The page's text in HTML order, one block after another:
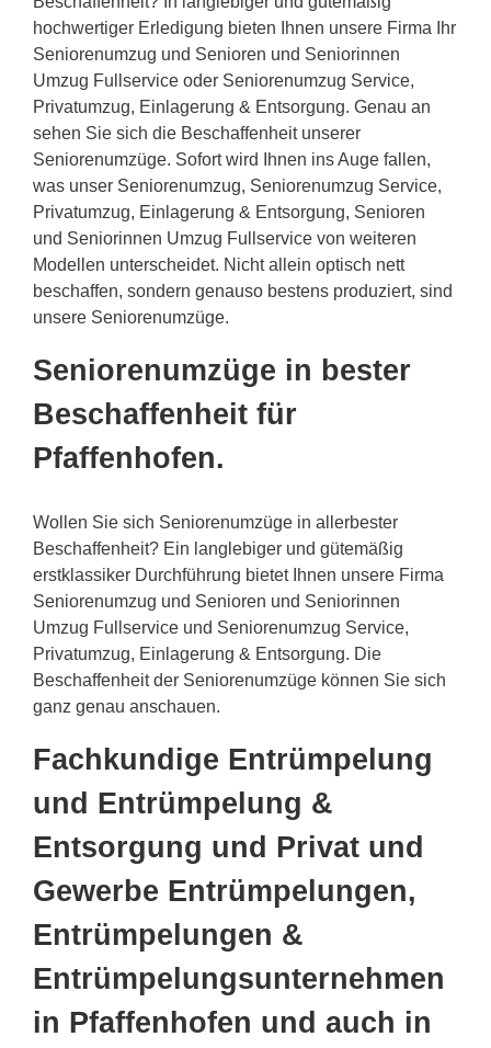
hochwertiger Erledigung bieten Ihnen unsere Firma Ihr
Seniorenumzug und Senioren und Seniorinnen
Umzug Fullservice oder Seniorenumzug Service,
Privatumzug, Einlagerung & Entsorgung. Genau an
sehen Sie sich die Beschaffenheit unserer
Seniorenumzüge. Sofort wird Ihnen ins Auge fallen,
was unser Seniorenumzug, Seniorenumzug Service,
Privatumzug, Einlagerung & Entsorgung, Senioren
und Seniorinnen Umzug Fullservice von weiteren
Modellen unterscheidet. Nicht allein optisch nett
beschaffen, sondern genauso bestens produziert, sind
unsere Seniorenumzüge.
Seniorenumzüge in bester
Beschaffenheit für
Pfaffenhofen.
Wollen Sie sich Seniorenumzüge in allerbester
Beschaffenheit? Ein langlebiger und gütemäßig
erstklassiker Durchführung bietet Ihnen unsere Firma
Seniorenumzug und Senioren und Seniorinnen
Umzug Fullservice und Seniorenumzug Service,
Privatumzug, Einlagerung & Entsorgung. Die
Beschaffenheit der Seniorenumzüge können Sie sich
ganz genau anschauen.
Fachkundige Entrümpelung
und Entrümpelung &
Entsorgung und Privat und
Gewerbe Entrümpelungen,
Entrümpelungen &
Entrümpelungsunternehmen
in Pfaffenhofen und auch in